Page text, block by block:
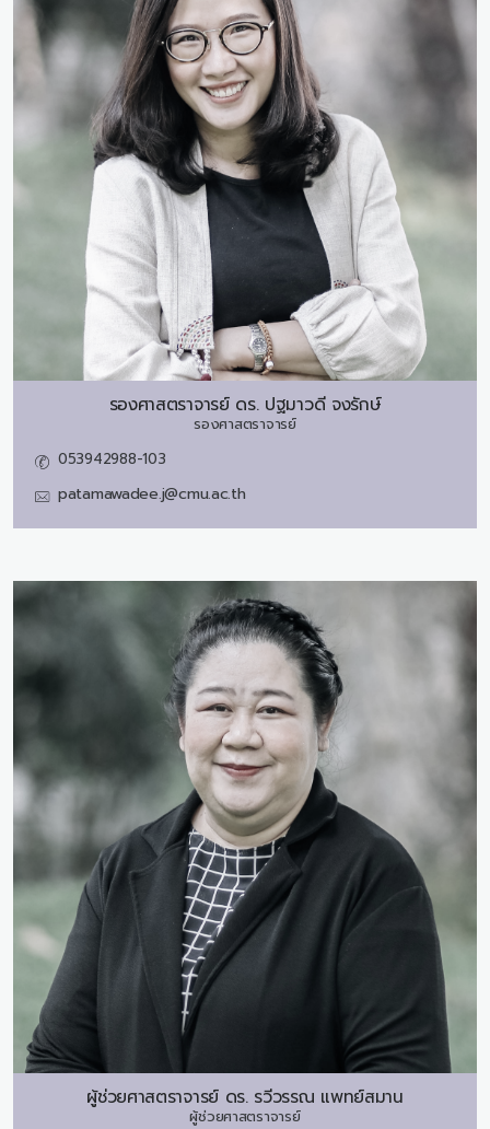
รองศาสตราจารย์ ดร. ปฐมาวดี จงรักษ์
รองศาสตราจารย์
053942988-103
patamawadee.j@cmu.ac.th
ผู้ช่วยศาสตราจารย์ ดร. รวีวรรณ แพทย์สมาน
ผู้ช่วยศาสตราจารย์